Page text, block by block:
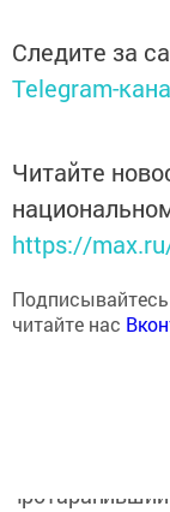
Следите за
Telegram-
Читайте
https://
читайте нас